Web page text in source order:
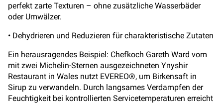
perfekt zarte Texturen – ohne zusätzliche Wasserbäder
oder Umwälzer.
• Dehydrieren und Reduzieren für charakteristische Zutaten
Ein herausragendes Beispiel: Chefkoch Gareth Ward vom
mit zwei Michelin-Sternen ausgezeichneten Ynyshir
Restaurant in Wales nutzt EVEREO®, um Birkensaft in
Sirup zu verwandeln. Durch langsames Verdampfen der
Feuchtigkeit bei kontrollierten Servicetemperaturen erreicht